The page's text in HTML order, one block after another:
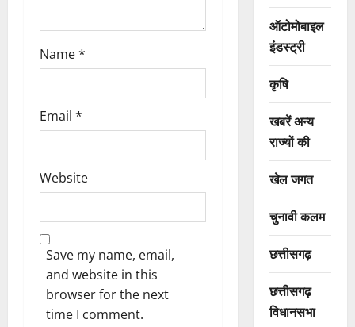
Name*
Email *
Website
Save my name, email,
and website in this
browser for the next
time I comment.
ऑटोमोबाइल
इंडस्ट्री
कृषि
खबरें अन्य
राज्यों की
खेल जगत
चुनावी कलम
छत्तीसगढ़
छत्तीसगढ़
विधानसभा